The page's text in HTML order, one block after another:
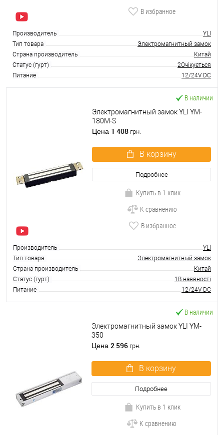
В избранное
Производитель
YLI
Тип товара
Электромагнитный замок
Страна производитель
Китай
Статус (гурт)
2Очікується
Питание
12/24V DC
В наличии
Электромагнитный замок YLI YM-
180M-S
Цена 1 408 грн.
В корзину
Подробнее
Купить в 1 клик
К сравнению
В избранное
Производитель
YLI
Тип товара
Электромагнитный замок
Страна производитель
Китай
Статус (гурт)
1В наявності
Питание
12/24V DC
В наличии
Электромагнитный замок YLI YM-
350
Цена 2 596 грн.
В корзину
Подробнее
Купить в 1 клик
К сравнению